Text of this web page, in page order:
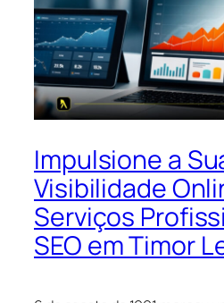
Impulsione a
Visibilidade
Serviços
SEO em Timor